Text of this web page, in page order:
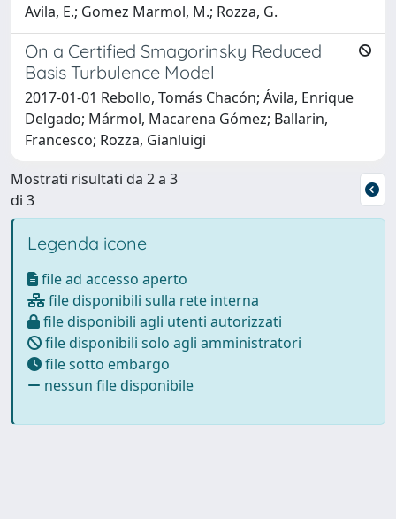
Avila, E.; Gomez Marmol, M.; Rozza, G.
On a Certified Smagorinsky Reduced
Basis Turbulence Model
2017-01-01 Rebollo, Tomás Chacón; Ávila, Enrique
Delgado; Mármol, Macarena Gómez; Ballarin,
Francesco; Rozza, Gianluigi
Mostrati risultati da 2 a 3
di 3
Legenda icone
file ad accesso aperto
file disponibili sulla rete interna
file disponibili agli utenti autorizzati
file disponibili solo agli amministratori
file sotto embargo
nessun file disponibile